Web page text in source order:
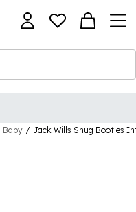
Baby / Jack Wills Snug Booties